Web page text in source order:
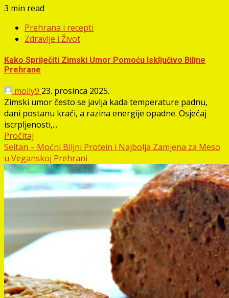
3 min read
Prehrana i recepti
Zdravlje i Život
Kako Spriječiti Zimski Umor Pomoću Isključivo Biljne
Prehrane
molly9 23. prosinca 2025.
Zimski umor često se javlja kada temperature padnu,
dani postanu kraći, a razina energije opadne. Osjećaj
iscrpljenosti,...
Pročitaj
Seitan – Moćni Biljni Protein i Najbolja Zamjena za Meso
u Veganskoj Prehrani